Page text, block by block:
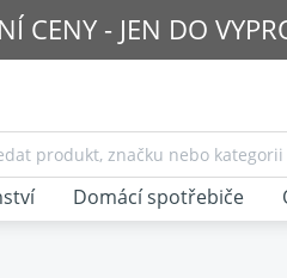
CENY - JEN DO
Domácí spotřebiče